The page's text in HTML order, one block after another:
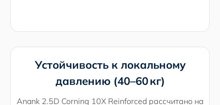
Устойчивость к локальному
давлению (40–60 кг)
Anank 2.5D Corning 10X Reinforced рассчитано на